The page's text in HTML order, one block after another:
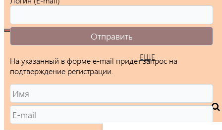
ЕЩЕ
На указанный в форме e-mail придет запрос на
подтверждение регистрации.